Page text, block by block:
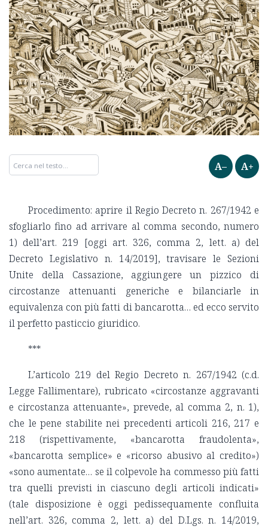
A– A+
Procedimento: aprire il Regio Decreto n. 267/1942 e
sfogliarlo fino ad arrivare al comma secondo, numero
1) dell’art. 219 [oggi art. 326, comma 2, lett. a) del
Decreto Legislativo n. 14/2019], travisare le Sezioni
Unite della Cassazione, aggiungere un pizzico di
circostanze attenuanti generiche e bilanciarle in
equivalenza con più fatti di bancarotta… ed ecco servito
il perfetto pasticcio giuridico.
***
L’articolo 219 del Regio Decreto n. 267/1942 (c.d.
Legge Fallimentare), rubricato «circostanze aggravanti
e circostanza attenuante», prevede, al comma 2, n. 1),
che le pene stabilite nei precedenti articoli 216, 217 e
218 (rispettivamente, «bancarotta fraudolenta»,
«bancarotta semplice» e «ricorso abusivo al credito»)
«sono aumentate… se il colpevole ha commesso più fatti
tra quelli previsti in ciascuno degli articoli indicati»
(tale disposizione è oggi pedissequamente confluita
nell’art. 326, comma 2, lett. a) del D.Lgs. n. 14/2019,